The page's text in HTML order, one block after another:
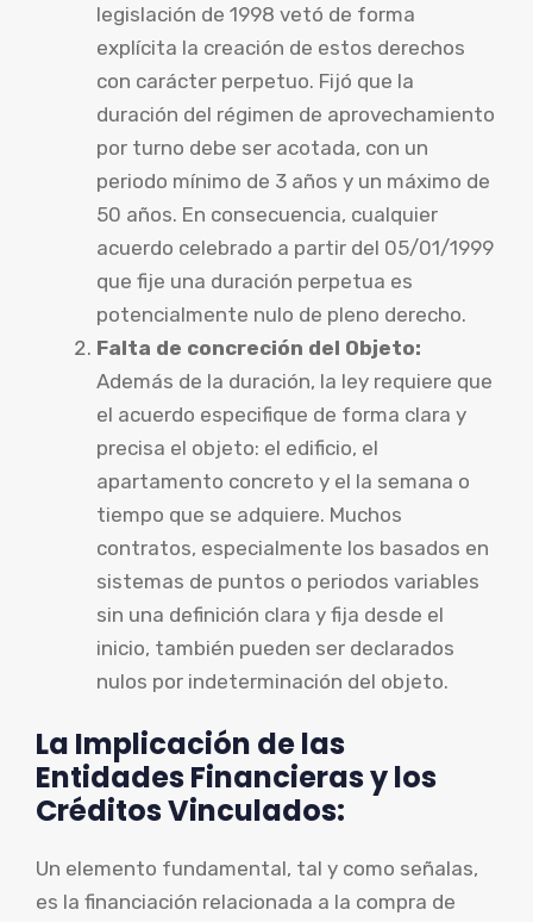
legislación de 1998 vetó de forma
explícita la creación de estos derechos
con carácter perpetuo. Fijó que la
duración del régimen de aprovechamiento
por turno debe ser acotada, con un
periodo mínimo de 3 años y un máximo de
50 años. En consecuencia, cualquier
acuerdo celebrado a partir del 05/01/1999
que fije una duración perpetua es
potencialmente nulo de pleno derecho.
Falta de concreción del Objeto:
Además de la duración, la ley requiere que
el acuerdo especifique de forma clara y
precisa el objeto: el edificio, el
apartamento concreto y el la semana o
tiempo que se adquiere. Muchos
contratos, especialmente los basados en
sistemas de puntos o periodos variables
sin una definición clara y fija desde el
inicio, también pueden ser declarados
nulos por indeterminación del objeto.
La Implicación de las
Entidades Financieras y los
Créditos Vinculados:
Un elemento fundamental, tal y como señalas,
es la financiación relacionada a la compra de